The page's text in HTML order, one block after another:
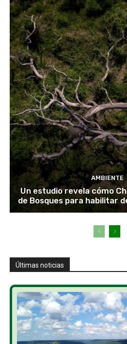
AMBIENTE
Un estudio revela cómo
de Bosques para habilitar
Últimas noticias